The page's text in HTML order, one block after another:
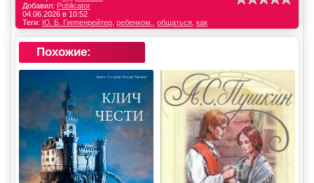
Добавил: Publicator
04.06.2026 в 10:52
Теги: Ю. Б. Гиппенрейтер ребенком. общаться как
Похожие: